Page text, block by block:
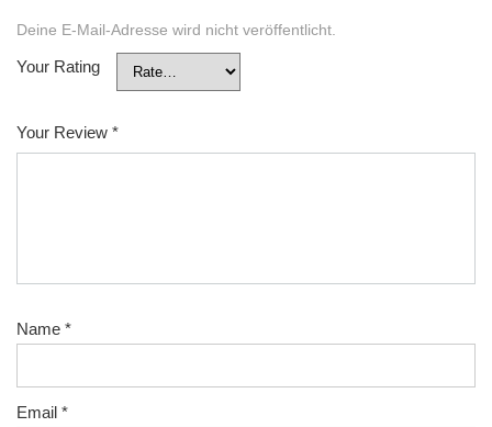
Deine E-Mail-Adresse wird nicht veröffentlicht.
Your Rating
Your Review *
Name *
Email *